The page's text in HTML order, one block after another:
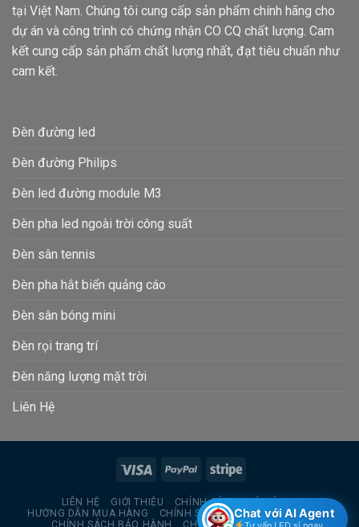
tại Việt Nam. Chúng tôi cung cấp sản phẩm chính hãng cho
dự án và công trình có chứng nhận CO CQ chất lượng. Cam
kết cung cấp sản phẩm chất lượng nhất, đạt tiêu chuẩn như
cam kết.
Đèn đường led
Đèn đường Philips
Đèn led đường module M3
Đèn pha led ngoài trời công suất
Đèn sân tennis
Đèn pha hắt biển quảng cáo
Đèn sân bóng mini
Đèn rọi trang trí
Đèn năng lượng mặt trời
Liên Hệ
LIÊN HỆ GIỚI THIỆU
CHÍNH SÁCH TRẢ HÀNG
HƯỚNG DẪN MUA HÀNG
CHÍNH SÁCH BẢO MẬT THÔNG TIN
CHÍNH SÁCH BẢO HÀNH
CHÍNH SÁCH GIAO HÀNG
Chat với AI Agent